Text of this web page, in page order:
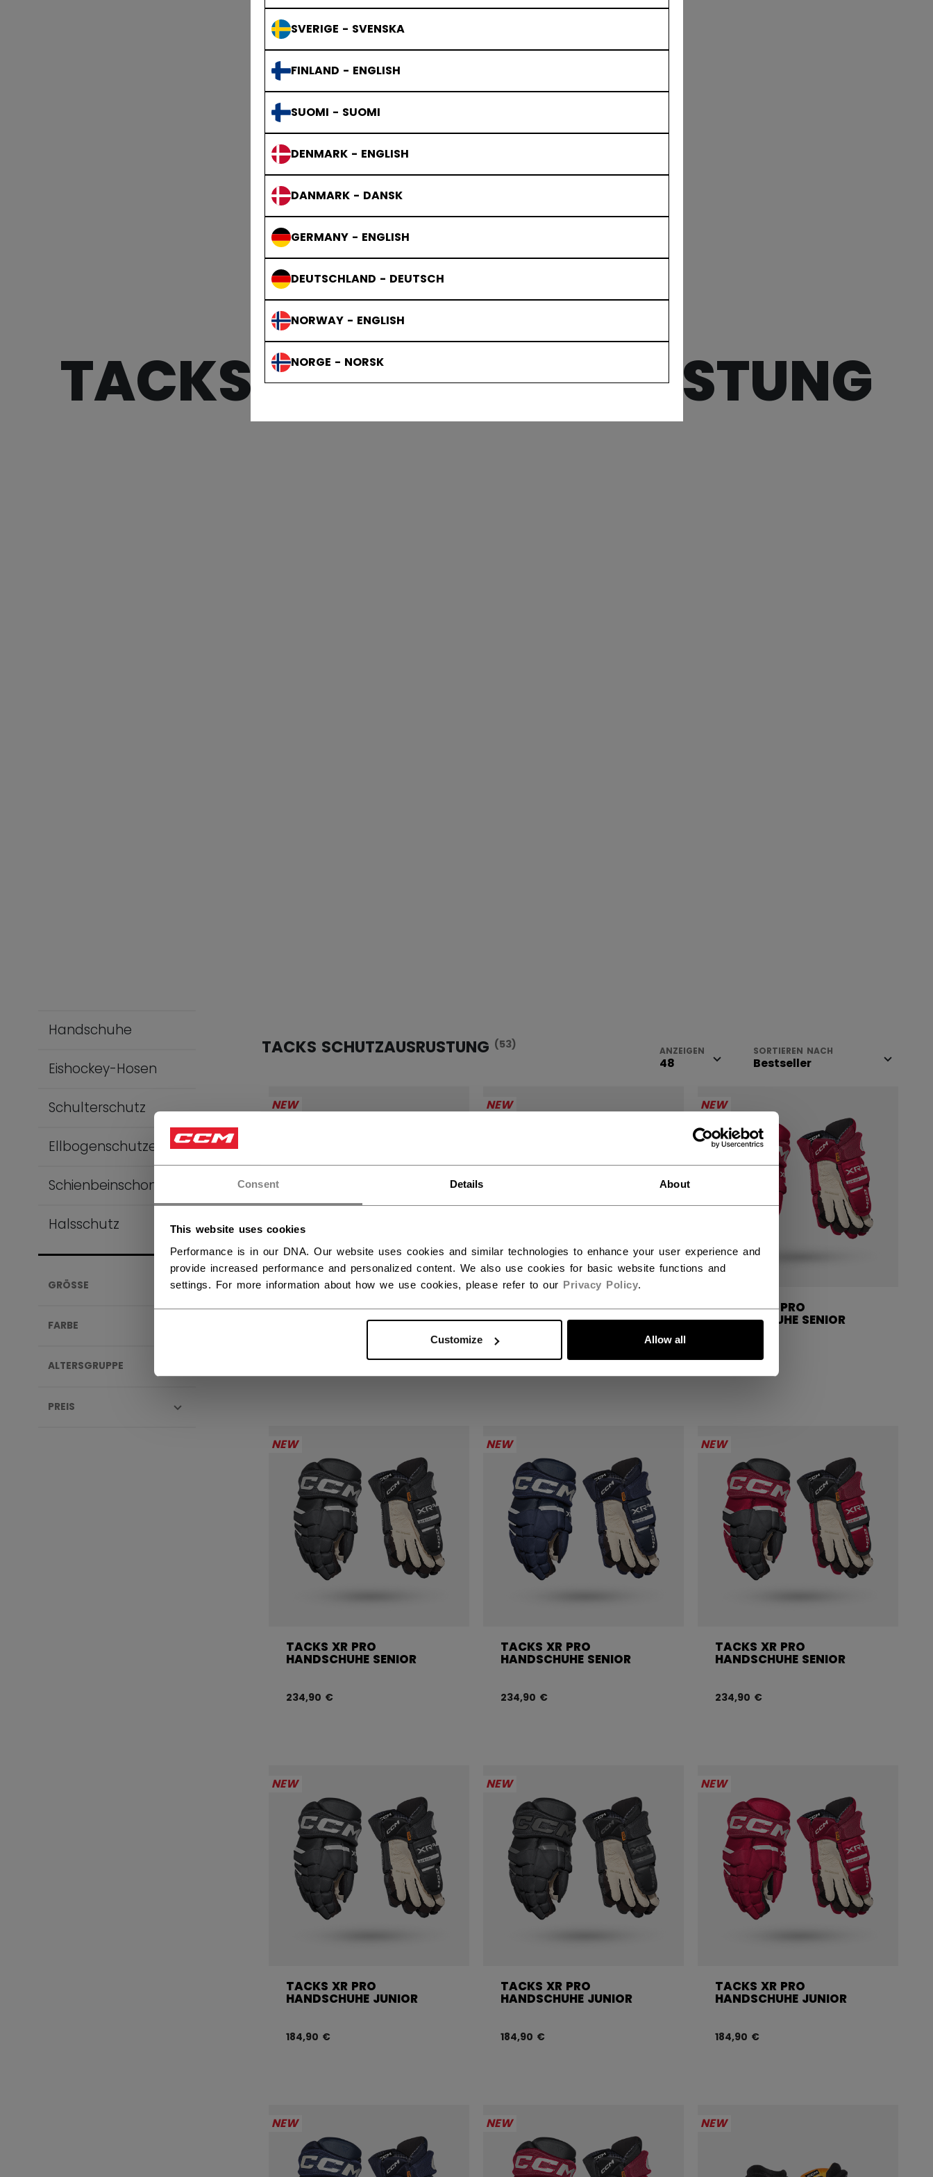
Consent Details About
This website uses cookies
Performance is in our DNA. Our website uses cookies and similar technologies to enhance your user experience and
provide increased performance and personalized content. We also use cookies for basic website functions and
settings. For more information about how we use cookies, please refer to our Privacy Policy.
Customize Allow all
SVERIGE - SVENSKA
FINLAND - ENGLISH
SUOMI - SUOMI
DENMARK - ENGLISH
DANMARK - DANSK
GERMANY - ENGLISH
DEUTSCHLAND - DEUTSCH
NORWAY - ENGLISH
NORGE - NORSK
TACKS SCHUTZAUSRÜSTUNG
Handschuhe
Eishockey-Hosen
Schulterschutz
Ellbogenschutzer
Schienbeinschoner
Halsschutz
GRÖSSE
FARBE
ALTERSGRUPPE
PREIS
TACKS SCHUTZAUSRUSTUNG (53) ANZEIGEN SORTIEREN NACH
NEW
TACKS XR GHOST
HANDSCHUHE SENIOR
NEW
TACKS XR GHOST
HANDSCHUHE SENIOR
289,90 €
NEW
TACKS XR PRO
HANDSCHUHE SENIOR
234,90 €
NEW
TACKS XR PRO
HANDSCHUHE SENIOR
234,90 €
NEW
TACKS XR PRO
HANDSCHUHE SENIOR
234,90 €
NEW
TACKS XR PRO
HANDSCHUHE SENIOR
234,90 €
NEW
TACKS XR PRO
HANDSCHUHE JUNIOR
184,90 €
NEW
TACKS XR PRO
HANDSCHUHE JUNIOR
184,90 €
NEW
TACKS XR PRO
HANDSCHUHE JUNIOR
184,90 €
NEW NEW NEW